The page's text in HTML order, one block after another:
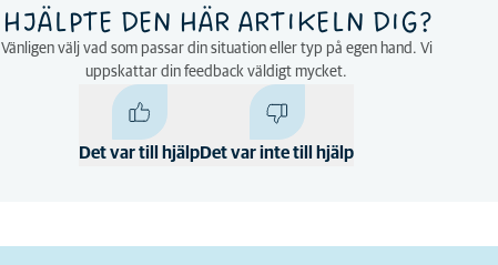
HJÄLPTE DEN HÄR ARTIKELN DIG?
Vänligen välj vad som passar din situation eller typ på egen hand. Vi
uppskattar din feedback väldigt mycket.
Det var till hjälpDet var inte till hjälp